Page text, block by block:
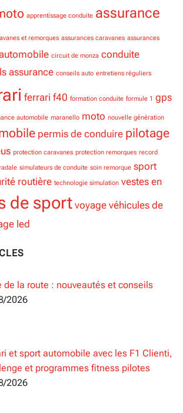
apprentissage conduite assurance
et remorques assurances caravanes assurances
circuit de monza conduite
assurance conseils auto entretiens réguliers
ferrari f40 formation conduite formule 1 gps
automobile maranello moto nouvelle génération
permis de conduire pilotage
protection caravanes protection remorques record
simulateurs de conduite soin remorque sport
routière technologie simulation vestes en
de sport voyage véhicules de
led
de la route : nouveautés et conseils
2026
et sport automobile avec les F1 Clienti,
et programmes fitness pilotes
2026